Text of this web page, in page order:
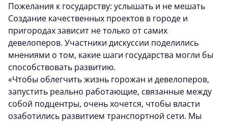
Пожелания к государству: услышать и не мешать
Создание качественных проектов в городе и
пригородах зависит не только от самих
девелоперов. Участники дискуссии поделились
мнениями о том, какие шаги государства могли бы
способствовать развитию.
«Чтобы облегчить жизнь горожан и девелоперов,
запустить реально работающие, связанные между
собой подцентры, очень хочется, чтобы власти
озаботились развитием транспортной сети. Мы